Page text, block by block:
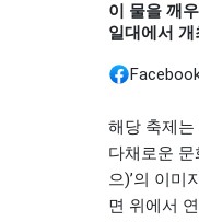
이 물을 깨
일대에서
해당 축제는
다채로운 문
으)’의 이미
면 위에서